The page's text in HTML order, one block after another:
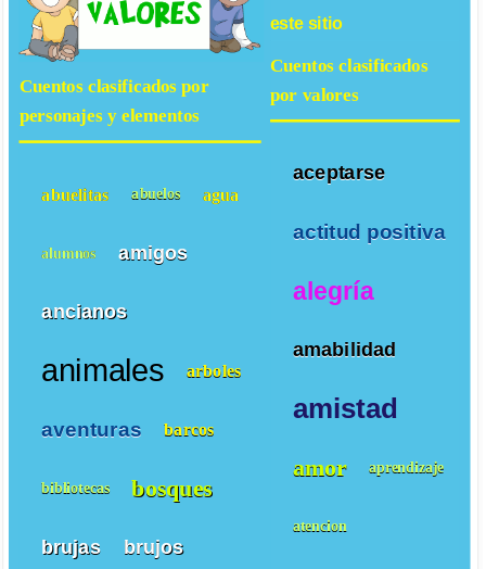
este sitio
Cuentos clasificados
por valores
aceptarse
actitud positiva
alegría
amabilidad
amistad
amor aprendizaje
atencion
Cuentos clasificados por
personajes y elementos
abuelitas abuelos agua
alumnos amigos
ancianos
animales arboles
aventuras barcos
bibliotecas bosques
brujas brujos